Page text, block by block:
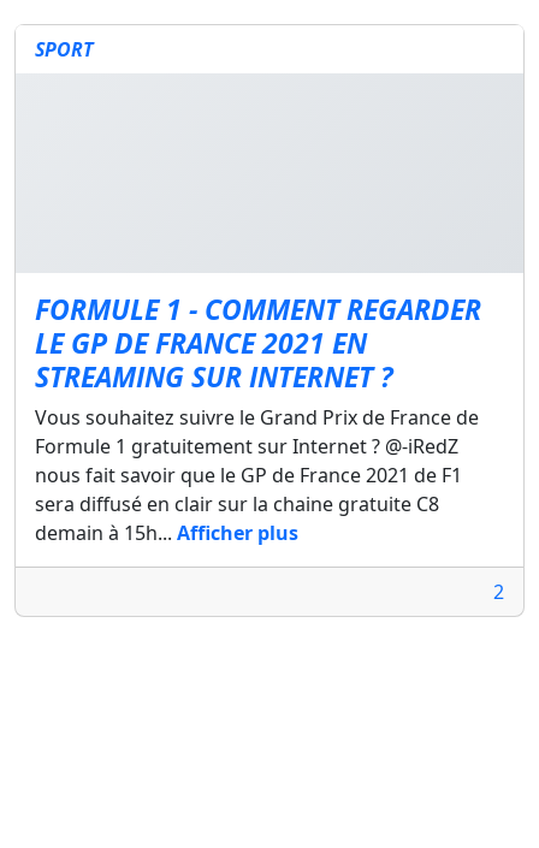
SPORT
FORMULE 1 - COMMENT REGARDER
LE GP DE FRANCE 2021 EN
STREAMING SUR INTERNET ?
Vous souhaitez suivre le Grand Prix de France de
Formule 1 gratuitement sur Internet ? @-iRedZ
nous fait savoir que le GP de France 2021 de F1
sera diffusé en clair sur la chaine gratuite C8
demain à 15h... Afficher plus
2